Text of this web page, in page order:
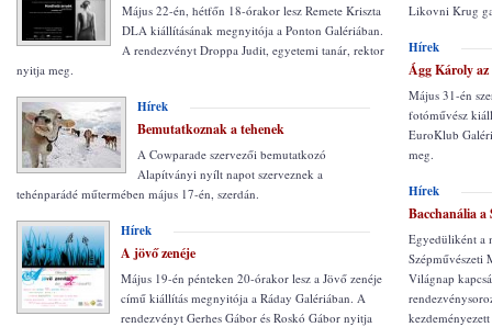
Május 22-én, hétfőn 18-órakor lesz Remete Kriszta
DLA kiállításának megnyitója a Ponton Galériában.
A rendezvényt Droppa Judit, egyetemi tanár, rektor
nyitja meg.
Hírek
Bemutatkoznak a tehenek
A Cowparade szervezői bemutatkozó
Alapítványi nyílt napot szerveznek a
tehénparádé műtermében május 17-én, szerdán.
Hírek
A jövő zenéje
Május 19-én pénteken 20-órakor lesz a Jövő zenéje
című kiállítás megnyitója a Ráday Galériában. A
rendezvényt Gerhes Gábor és Roskó Gábor nyitja
Likovni Krug
Hírek
Ágg Károly
Május 31-én
fotóművész
EuroKlub
meg.
Hírek
Bacchanália a
Egyedüliként a
Szépművészeti
Világnap